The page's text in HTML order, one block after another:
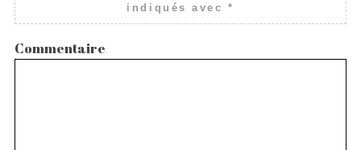
indiqués avec*
Commentaire